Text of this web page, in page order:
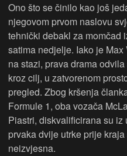
Ono što se činilo kao još
njegovom prvom naslovu
tehnički debakl za momčad
satima nedjelje. Iako je
na stazi, prava drama
kroz cilj, u zatvorenom
pregled. Zbog kršenja
Formule 1, oba vozača
Piastri, diskvalificirana su
prvaka dvije utrke prije
neizvjesna.